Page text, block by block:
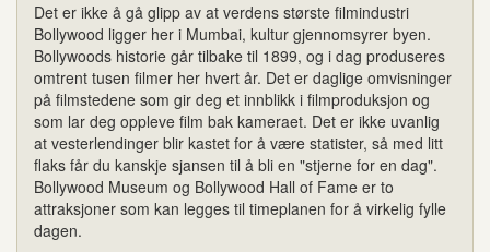
Det er ikke å gå glipp av at verdens største filmindustri
Bollywood ligger her i Mumbai, kultur gjennomsyrer byen.
Bollywoods historie går tilbake til 1899, og i dag produseres
omtrent tusen filmer her hvert år. Det er daglige omvisninger
på filmstedene som gir deg et innblikk i filmproduksjon og
som lar deg oppleve film bak kameraet. Det er ikke uvanlig
at vesterlendinger blir kastet for å være statister, så med litt
flaks får du kanskje sjansen til å bli en "stjerne for en dag".
Bollywood Museum og Bollywood Hall of Fame er to
attraksjoner som kan legges til timeplanen for å virkelig fylle
dagen.